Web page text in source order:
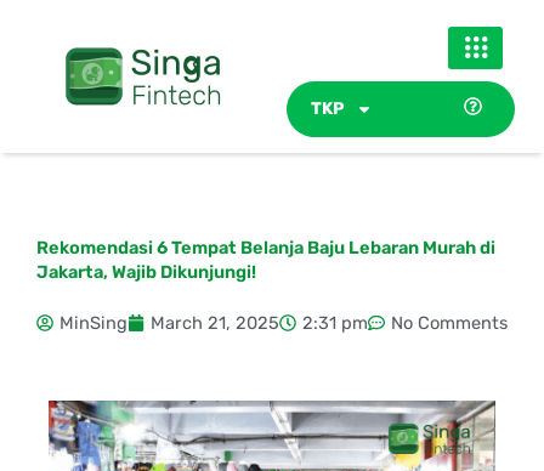
TKP
Rekomendasi 6 Tempat Belanja Baju Lebaran Murah di
Jakarta, Wajib Dikunjungi!
MinSing March 21, 2025 2:31 pm No Comments